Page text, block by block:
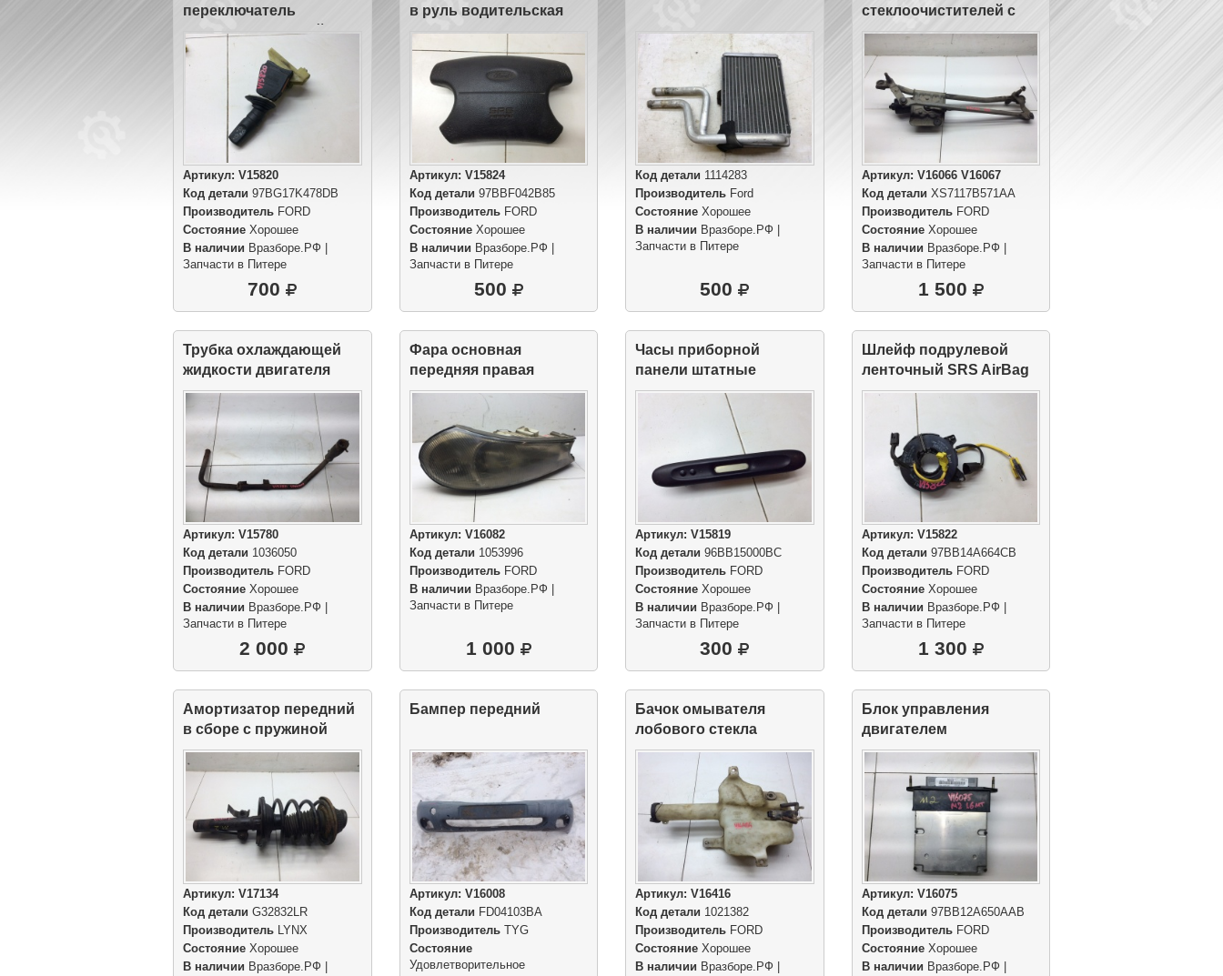
переключатель
стеклоочистителей
Артикул: V15820
Код детали 97BG17K478DB
Производитель FORD
Состояние Хорошее
В наличии Вразборе.РФ |
Запчасти в Питере
700
в руль водительская
Артикул: V15824
Код детали 97BBF042B85
ПроизводительFORD
СостояниеХорошее
В наличии Вразборе.РФ |
Запчасти в Питере
500
Код детали 1114283
Производитель Ford
Состояние Хорошее
В наличии Вразборе.РФ |
Запчасти в Питере
500
стеклоочистителей с
моторчиком
Артикул: V16066 V16067
Код детали XS7117B571AA
ПроизводительFORD
СостояниеХорошее
В наличии Вразборе.РФ |
Запчасти в Питере
1 500
Трубка охлаждающей
жидкости двигателя
металлическая
Артикул: V15780
Код детали 1036050
Производитель FORD
Состояние Хорошее
В наличии Вразборе.РФ |
Запчасти в Питере
2 000
Фара основная
передняя правая
Артикул: V16082
Код детали 1053996
ПроизводительFORD
В наличии Вразборе.РФ |
Запчасти в Питере
1 000
Часы приборной
панели штатные
Артикул: V15819
Код детали 96BB15000BC
Производитель FORD
Состояние Хорошее
В наличии Вразборе.РФ |
Запчасти в Питере
300
Шлейф подрулевой
ленточный SRS AirBag
Артикул: V15822
Код детали 97BB14A664CB
ПроизводительFORD
СостояниеХорошее
В наличии Вразборе.РФ |
Запчасти в Питере
1 300
Амортизатор передний
в сборе с пружиной
Артикул: V17134
Код детали G32832LR
Производитель LYNX
Состояние Хорошее
В наличии Вразборе.РФ |
Бампер передний
Артикул: V16008
Код детали FD04103BA
ПроизводительTYG
Состояние
Удовлетворительное
Бачок омывателя
лобового стекла
Артикул: V16416
Код детали 1021382
Производитель FORD
Состояние Хорошее
В наличии Вразборе.РФ |
Блок управления
двигателем
Артикул: V16075
Код детали 97BB12A650AAB
ПроизводительFORD
СостояниеХорошее
В наличии Вразборе.РФ |